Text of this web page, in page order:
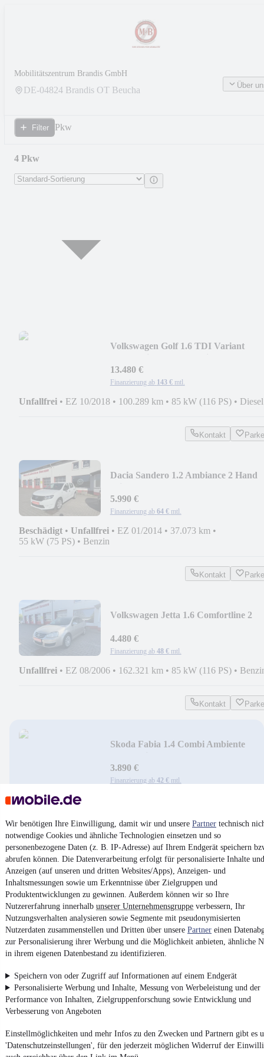
Wir benötigen Ihre Einwilligung, damit wir und unsere Partner technisch
notwendige Cookies und ähnliche Technologien einsetzen und so
personenbezogene Daten (z. B. IP-Adresse) auf Ihrem Endgerät speichern
abrufen können. Die Datenverarbeitung erfolgt für personalisierte Inhalte und
Anzeigen (auf unseren und dritten Websites/Apps), Anzeigen- und
Inhaltsmessungen sowie um Erkenntnisse über Zielgruppen und
Produktentwicklungen zu gewinnen. Außerdem können wir so Ihre
Nutzererfahrung innerhalb unserer Unternehmensgruppe verbessern, Ihr
Nutzungsverhalten analysieren sowie Segmente mit pseudonymisierten
Nutzerdaten zusammenstellen und Dritten über unsere Partner einen
zur Personalisierung ihrer Werbung und die Möglichkeit anbieten, ähnliche
in ihrem eigenen Datenbestand zu identifizieren.
Speichern von oder Zugriff auf Informationen auf einem Endgerät
Personalisierte Werbung und Inhalte, Messung von Werbeleistung und der
Performance von Inhalten, Zielgruppenforschung sowie Entwicklung und
Verbesserung von Angeboten
Einstellmöglichkeiten und mehr Infos zu den Zwecken und Partnern gibt es
'Datenschutzeinstellungen', für den jederzeit möglichen Widerruf der
Mobilitätszentrum Brandis GmbH
DE-04824 Brandis OT Beucha Über
Filter Pkw
4 Pkw
Volkswagen Golf 1.6 TDI Variant
13.480 €
Finanzierung ab 143 € mtl.
Unfallfrei • EZ 10/2018 • 100.289 km • 85 kW (116 PS) • Diesel
Kontakt
Dacia Sandero 1.2 Ambiance 2 Hand
5.990 €
Finanzierung ab 64 € mtl.
Beschädigt • Unfallfrei • EZ 01/2014 • 37.073 km •
55 kW (75 PS) • Benzin
Kontakt
Volkswagen Jetta 1.6 Comfortline 2
4.480 €
Finanzierung ab 48 € mtl.
Unfallfrei • EZ 08/2006 • 162.321 km • 85 kW (116 PS) •
Kontakt
Skoda Fabia 1.4 Combi Ambiente
3.890 €
Finanzierung ab 42 € mtl.
Unfallfrei•EZ 12/2005
Kontakt
¹MwSt. ausweisbar
Nutze mobile.de schnell und einfach
App installieren
Impressum
AGB
Vertrag widerrufen
Datenschutz
Datenschutzeinstellungen